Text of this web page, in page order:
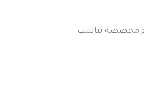
مخصصة تناسب